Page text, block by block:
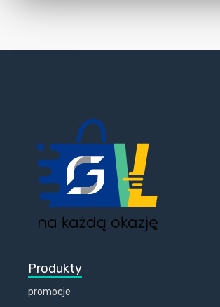
Produkty
promocje